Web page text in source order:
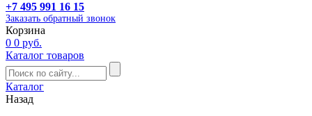
+7 495 991 16 15
Заказать обратный звонок
Корзина
0 0 руб.
Каталог товаров
Каталог
Назад